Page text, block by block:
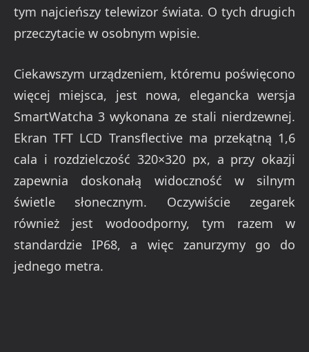
tym najcieńszy telewizor świata. O tych drugich
przeczytacie w osobnym wpisie.
Ciekawszym urządzeniem, któremu poświęcono
więcej miejsca, jest nowa, elegancka wersja
SmartWatcha 3 wykonana ze stali nierdzewnej.
Ekran TFT LCD Transflective ma przekątną 1,6
cala i rozdzielczość 320×320 px, a przy okazji
zapewnia doskonałą widoczność w silnym
świetle słonecznym. Oczywiście zegarek
również jest wodoodporny, tym razem w
standardzie IP68, a więc zanurzymy go do
jednego metra.